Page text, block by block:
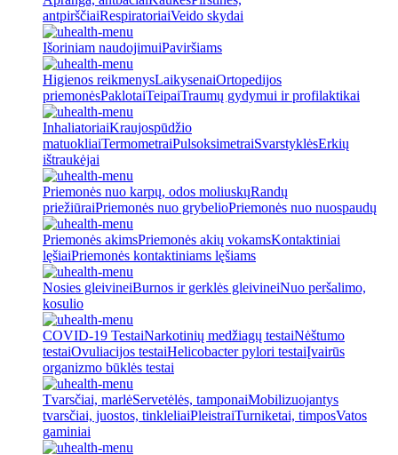
antpirščiaiRespiratoriaiVeido skydai
Išoriniam naudojimuiPaviršiams
Higienos reikmenysLaikysenaiOrtopedijos
priemonėsPaklotaiTeipaiTraumų gydymui ir profilaktikai
InhaliatoriaiKraujospūdžio
matuokliaiTermometraiPulsoksimetraiSvarstyklėsErkių
ištraukėjai
Priemonės nuo karpų, odos moliuskųRandų
priežiūraiPriemonės nuo grybelioPriemonės nuo nuospaudų
Priemonės akimsPriemonės akių vokamsKontaktiniai
lęšiaiPriemonės kontaktiniams lęšiams
Nosies gleivineiBurnos ir gerklės gleivineiNuo peršalimo,
kosulio
COVID-19 TestaiNarkotinių medžiagų testaiNėštumo
testaiOvuliacijos testaiHelicobacter pylori testaiĮvairūs
organizmo būklės testai
Tvarsčiai, marlėServetėlės, tamponaiMobilizuojantys
tvarsčiai, juostos, tinkleliaiPleistraiTurniketai, timposVatos
gaminiai